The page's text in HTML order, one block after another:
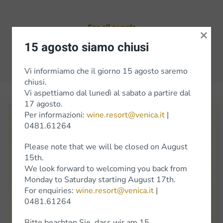
See all awards
Previous Next
Venica Venica Di Gianni Venica C.S.S.Società
Location Cerò 8 34070 Dolegna del Collio (Go)
info@venica.it wine.resort@venica.it
15 agosto siamo chiusi
Vi informiamo che il giorno 15 agosto saremo
chiusi.
Vi aspettiamo dal lunedì al sabato a partire dal
17 agosto.
Per informazioni: wine.resort@venica.it |
0481.61264
Please note that we will be closed on August
15th.
We look forward to welcoming you back from
Monday to Saturday starting August 17th.
For enquiries: wine.resort@venica.it |
0481.61264
×